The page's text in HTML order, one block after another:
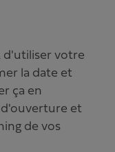
d'utiliser votre
la date et
ça en
d'ouverture et
de vos